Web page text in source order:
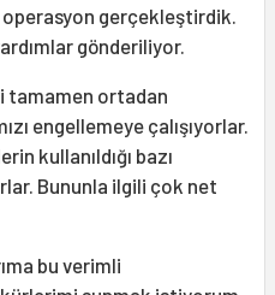
gerçekleştirdik.
gönderiliyor.
tamamen ortadan
engellemeye çalışıyorlar.
kullanıldığı bazı
Bununla ilgili çok net
bu verimli